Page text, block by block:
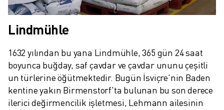
LOKASYONLAR
KÜNYE
Lindmühle
1632 yılından bu yana Lindmühle, 365 gün 24 saat
boyunca buğday, saf çavdar ve çavdar ununu çeşitli
un türlerine öğütmektedir. Bugün İsviçre'nin Baden
kentine yakın Birmenstorf'ta bulunan bu son derece
ilerici değirmencilik işletmesi, Lehmann ailesinin